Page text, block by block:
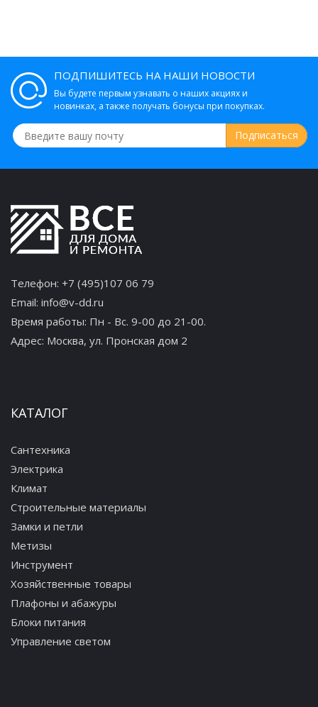
ПОДПИШИТЕСЬ НА НАШИ НОВОСТИ
Вы будете первым узнавать о наших акциях и
новинках, а также получать бонусы при покупках.
Телефон: +7 (495)107 06 79
Email: info@v-dd.ru
Время работы: Пн - Вс. 9-00 до 21-00.
Адрес: Москва, ул. Пронская дом 2
КАТАЛОГ
Сантехника
Электрика
Климат
Строительные материалы
Замки и петли
Метизы
Инструмент
Хозяйственные товары
Плафоны и абажуры
Блоки питания
Управление светом